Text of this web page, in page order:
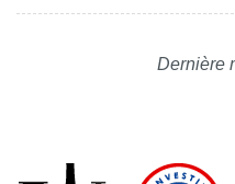
Dernière